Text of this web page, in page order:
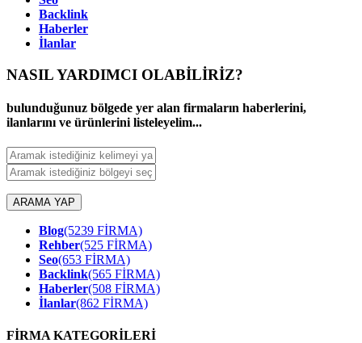
Backlink
Haberler
İlanlar
NASIL YARDIMCI OLABİLİRİZ?
bulunduğunuz bölgede yer alan firmaların haberlerini,
ilanlarını ve ürünlerini listeleyelim...
ARAMA YAP
Blog(5239 FİRMA)
Rehber(525 FİRMA)
Seo(653 FİRMA)
Backlink(565 FİRMA)
Haberler(508 FİRMA)
İlanlar(862 FİRMA)
FİRMA KATEGORİLERİ